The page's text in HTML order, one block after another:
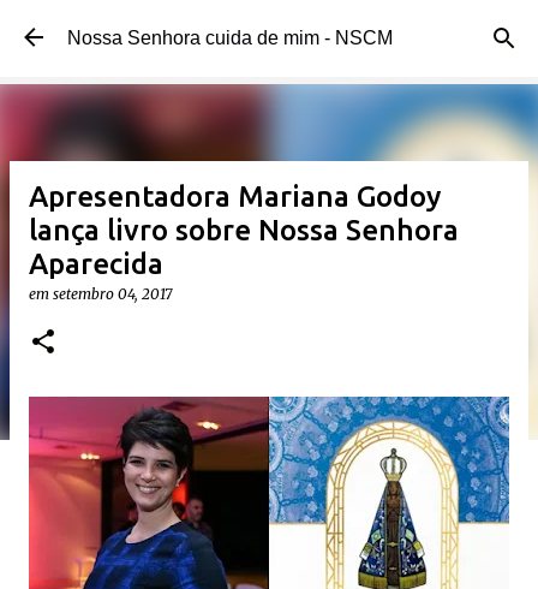
Pular para o conteúdo principal
Nossa Senhora cuida de mim - NSCM
Apresentadora Mariana Godoy
lança livro sobre Nossa Senhora
Aparecida
em setembro 04, 2017